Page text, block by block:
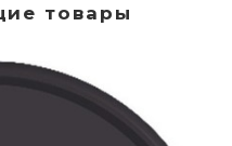
товары